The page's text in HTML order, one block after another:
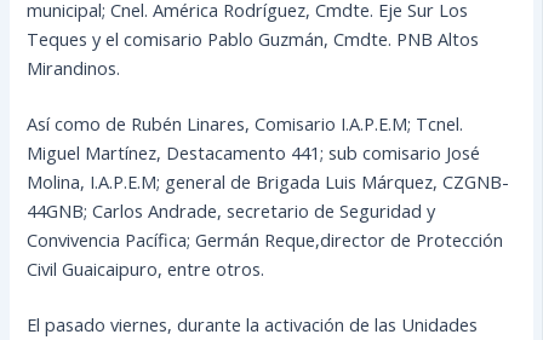
municipal; Cnel. América Rodríguez, Cmdte. Eje Sur Los
Teques y el comisario Pablo Guzmán, Cmdte. PNB Altos
Mirandinos.
Así como de Rubén Linares, Comisario I.A.P.E.M; Tcnel.
Miguel Martínez, Destacamento 441; sub comisario José
Molina, I.A.P.E.M; general de Brigada Luis Márquez, CZGNB-
44GNB; Carlos Andrade, secretario de Seguridad y
Convivencia Pacífica; Germán Reque,director de Protección
Civil Guaicaipuro, entre otros.
El pasado viernes, durante la activación de las Unidades